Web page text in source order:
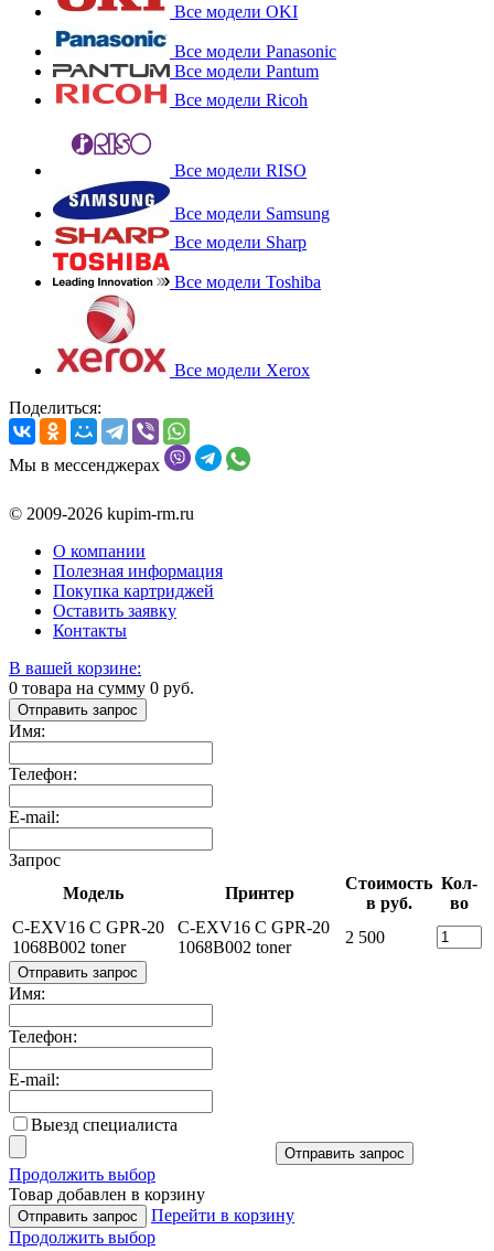
Все модели OKI
Все модели Panasonic
Все модели Pantum
Все модели Ricoh
Все модели RISO
Все модели Samsung
Все модели Sharp
Все модели Toshiba
Все модели Xerox
Поделиться:
Мы в мессенджерах
© 2009-2026 kupim-rm.ru
О компании
Полезная информация
Покупка картриджей
Оставить заявку
Контакты
В вашей корзине:
0 товара на сумму 0 руб.
Отправить запрос
Имя:
Телефон:
E-mail:
Запрос
Модель
Принтер
Стоимость
в руб.
Кол-
во
C-EXV16 C GPR-20
1068B002 toner
C-EXV16 C GPR-20
1068B002 toner
2 500
Отправить запрос
Имя:
Телефон:
E-mail:
Выезд специалиста
Отправить запрос
Продолжить выбор
Товар добавлен в корзину
Отправить запрос
Перейти в корзину
Продолжить выбор